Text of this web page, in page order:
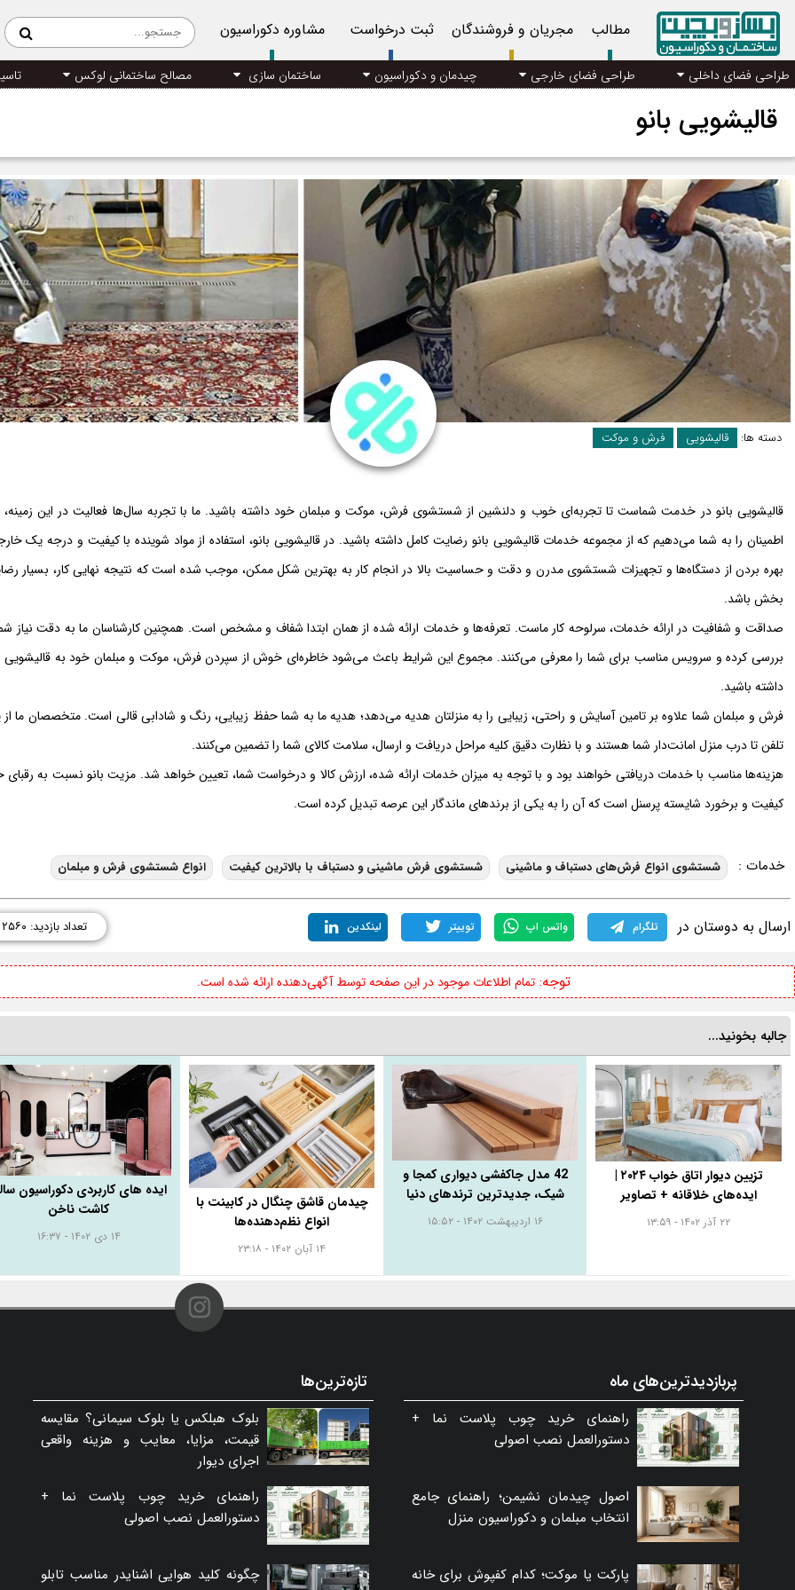
مطالب مجریان و فروشندگان ثبت درخواست مشاوره دکوراسیون
طراحی فضای داخلی طراحی فضای خارجی چیدمان و دکوراسیون ساختمان سازی مصالح ساختمانی لوکس
قالیشویی بانو
دسته ها: قالیشویی فرش و موکت
قالیشویی بانو در خدمت شماست تا تجربه‌ای خوب و دلنشین از شستشوی فرش، موکت و مبلمان خود داشته باشید. ما با تجربه سال‌ها فعالیت در این زمینه،
اطمینان را به شما می‌دهیم که از مجموعه خدمات قالیشویی بانو رضایت کامل داشته باشید. در قالیشویی بانو، استفاده از مواد شوینده با کیفیت و درجه یک
بهره بردن از دستگاه‌ها و تجهیزات شستشوی مدرن و دقت و حساسیت بالا در انجام کار به بهترین شکل ممکن، موجب شده است که نتیجه نهایی کار، بسیار
بخش باشد.
صداقت و شفافیت در ارائه خدمات، سرلوحه کار ماست. تعرفه‌ها و خدمات ارائه شده از همان ابتدا شفاف و مشخص است. همچنین کارشناسان ما به دقت نیاز
بررسی کرده و سرویس مناسب برای شما را معرفی می‌کنند. مجموع این شرایط باعث می‌شود خاطره‌ای خوش از سپردن فرش، موکت و مبلمان خود به قالیشویی
داشته باشید.
فرش و مبلمان شما علاوه بر تامین آسایش و راحتی، زیبایی را به منزلتان هدیه می‌دهد؛ هدیه ما به شما حفظ زیبایی، رنگ و شادابی قالی است. متخصصان ما از
تلفن تا درب منزل امانت‌دار شما هستند و با نظارت دقیق کلیه مراحل دریافت و ارسال، سلامت کالای شما را تضمین می‌کنند.
هزینه‌ها مناسب با خدمات دریافتی خواهند بود و با توجه به میزان خدمات ارائه شده، ارزش کالا و درخواست شما، تعیین خواهد شد. مزیت بانو نسبت به رقبای
کیفیت و برخورد شایسته پرسنل است که آن را به یکی از برندهای ماندگار این عرصه تبدیل کرده است.
خدمات : شستشوی انواع فرش‌های دستباف و ماشینی شستشوی فرش ماشینی و دستباف با بالاترین کیفیت انواع شستشوی فرش و مبلمان
ارسال به دوستان در تلگرام واتس اپ توییتر لینکدین تعداد بازدید: ۲۵۶۰
توجه:تمام اطلاعات موجود در این صفحه توسط آگهی‌دهنده ارائه شده است.
جالبه بخونید...
تزیین دیوار اتاق خواب ۲۰۲۴ |
ایده‌های خلاقانه + تصاویر
۲۲ آذر ۱۴۰۲ - ۱۳:۵۹
42 مدل جاکفشی دیواری کمجا و
شیک، جدیدترین ترندهای دنیا
۱۶ اردیبهشت ۱۴۰۲ - ۱۵:۵۲
چیدمان قاشق چنگال در کابینت با
انواع نظم‌دهنده‌ها
۱۴ آبان ۱۴۰۲ - ۲۳:۱۸
ایده های کاربردی دکوراسیون
کاشت ناخن
۱۴ دی ۱۴۰۲ - ۱۶:۳۷
پربازدیدترین‌های ماه
راهنمای خرید چوب پلاست نما +
دستورالعمل نصب اصولی
اصول چیدمان نشیمن؛ راهنمای جامع
انتخاب مبلمان و دکوراسیون منزل
پارکت یا موکت؛ کدام کفپوش برای خانه
تازه‌ترین‌ها
بلوک هبلکس یا بلوک سیمانی؟ مقایسه
قیمت، مزایا، معایب و هزینه واقعی
اجرای دیوار
راهنمای خرید چوب پلاست نما +
دستورالعمل نصب اصولی
چگونه کلید هوایی اشنایدر مناسب تابلو